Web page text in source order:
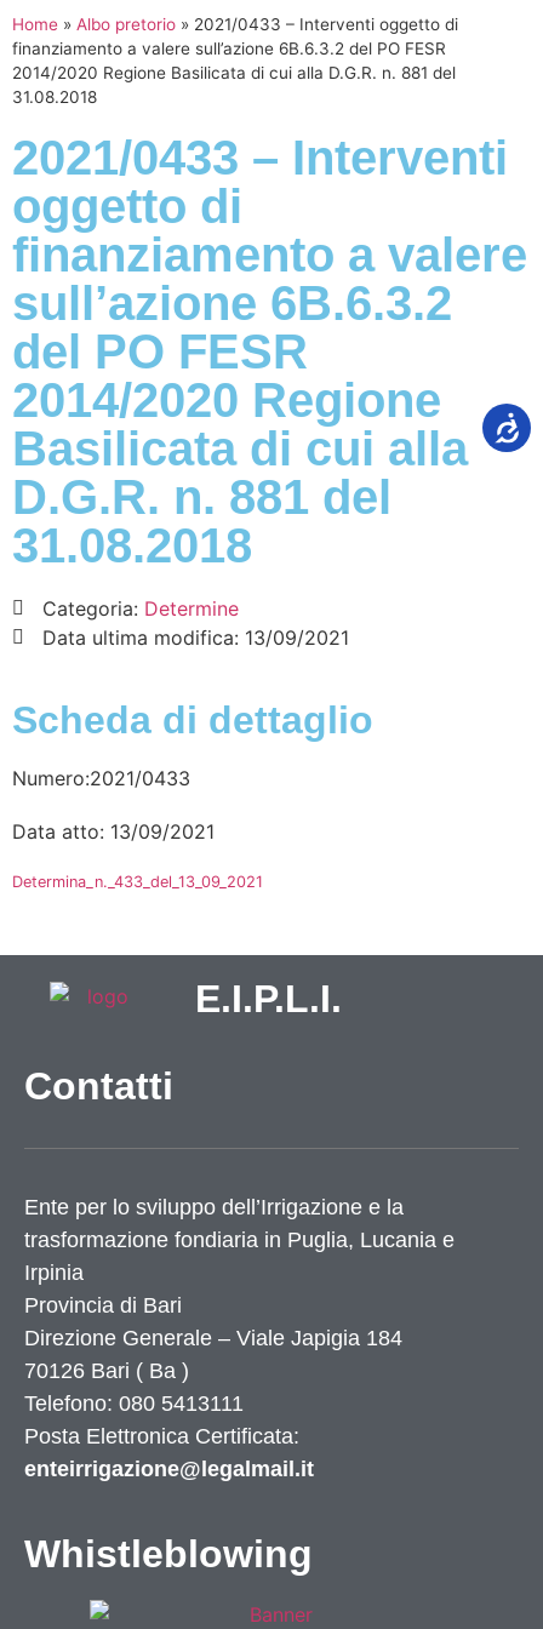
Home » Albo pretorio » 2021/0433 – Interventi oggetto di
finanziamento a valere sull’azione 6B.6.3.2 del PO FESR
2014/2020 Regione Basilicata di cui alla D.G.R. n. 881 del
31.08.2018
2021/0433 – Interventi
oggetto di
finanziamento a valere
sull’azione 6B.6.3.2
del PO FESR
2014/2020 Regione
Basilicata di cui alla
D.G.R. n. 881 del
31.08.2018
Categoria: Determine
Data ultima modifica: 13/09/2021
Scheda di dettaglio
Numero:2021/0433
Data atto: 13/09/2021
Determina_n._433_del_13_09_2021
E.I.P.L.I.
Contatti
Ente per lo sviluppo dell’Irrigazione e la
trasformazione fondiaria in Puglia, Lucania e
Irpinia
Provincia di Bari
Direzione Generale – Viale Japigia 184
70126 Bari ( Ba )
Telefono: 080 5413111
Posta Elettronica Certificata:
enteirrigazione@legalmail.it
Whistleblowing